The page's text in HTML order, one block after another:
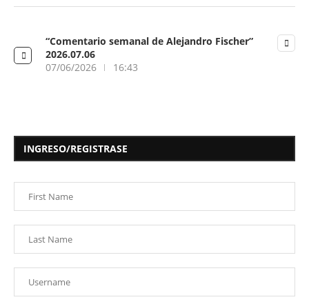
“Comentario semanal de Alejandro Fischer”
2026.07.06
07/06/2026
16:43
INGRESO/REGISTRASE